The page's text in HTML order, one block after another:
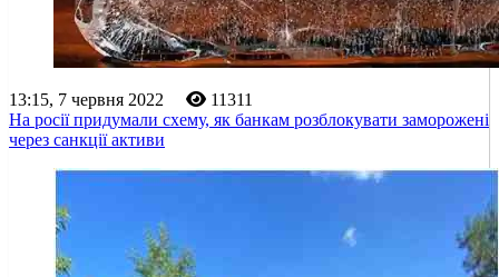
13:15, 7 червня 2022
11311
На росії придумали схему, як банкам розблокувати заморожені
через санкції активи